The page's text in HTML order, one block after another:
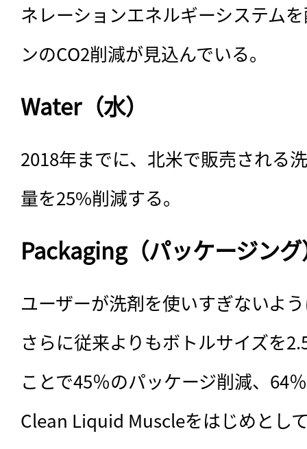
ネレーションエネルギーシステム
ンのCO2削減が見込んでいる。
Water（水）
2018年までに、北米で販売される
量を25%削減する。
Packaging（パッケージン
ユーザーが洗剤を使いすぎないよ
さらに従来よりもボトルサイズを
ことで45％のパッケージ削減、64
Clean Liquid Muscleをはじめとし